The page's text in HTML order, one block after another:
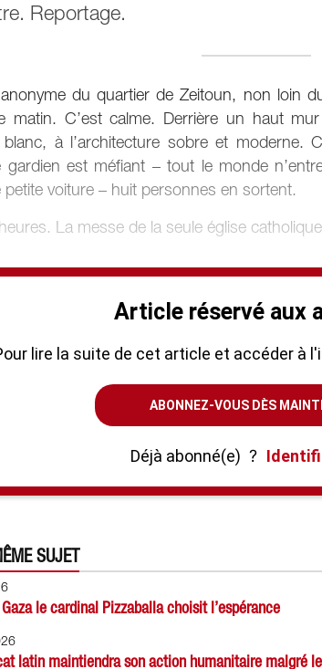
Reportage.
du quartier de Zeitoun, non loin
matin. C’est calme. Derrière un haut
blanc, à l’architecture sobre et moderne.
gardien est méfiant – tout le monde
petite voiture – huit personnes en sortent.
heures. La messe de la seule église catholique
Article réservé aux
lire la suite de cet article et accéder à
ABONNEZ-VOUS DÈS
Déjà abonné(e) ?
SUJET
le cardinal Pizzaballa choisit l’espérance
latin maintiendra son action humanitaire malgré